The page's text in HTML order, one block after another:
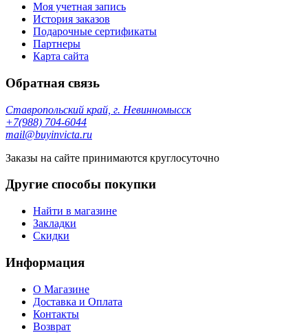
Моя учетная запись
История заказов
Подарочные сертификаты
Партнеры
Карта сайта
Обратная связь
Ставропольский край, г. Невинномысск
+7(988) 704-6044
mail@buyinvicta.ru
Заказы на сайте принимаются круглосуточно
Другие способы покупки
Найти в магазине
Закладки
Скидки
Информация
О Магазине
Доставка и Оплата
Контакты
Возврат